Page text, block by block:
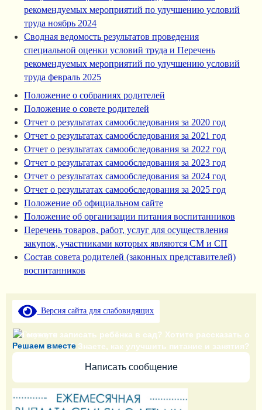
рекомендуемых мероприятий по улучшению условий
труда ноябрь 2024
Сводная ведомость результатов проведения
специальной оценки условий труда и Перечень
рекомендуемых мероприятий по улучшению условий
труда февраль 2025
Положение о собраниях родителей
Положение о совете родителей
Отчет о результатах самообследования за 2020 год
Отчет о результатах самообследования за 2021 год
Отчет о результатах самообследования за 2022 год
Отчет о результатах самообследования за 2023 год
Отчет о результатах самообследования за 2024 год
Отчет о результатах самообследования за 2025 год
Положение об официальном сайте
Положение об организации питания воспитанников
Перечень товаров, работ, услуг для осуществления
закупок, участниками которых являются СМ и СП
Состав совета родителей (законных представителей)
воспитанников
Версия сайта для слабовидящих
Решаем вместе
Не можете записать ребёнка в сад? Хотите рассказать о
воспитателях? Знаете, как улучшить питание и занятия?
Написать сообщение